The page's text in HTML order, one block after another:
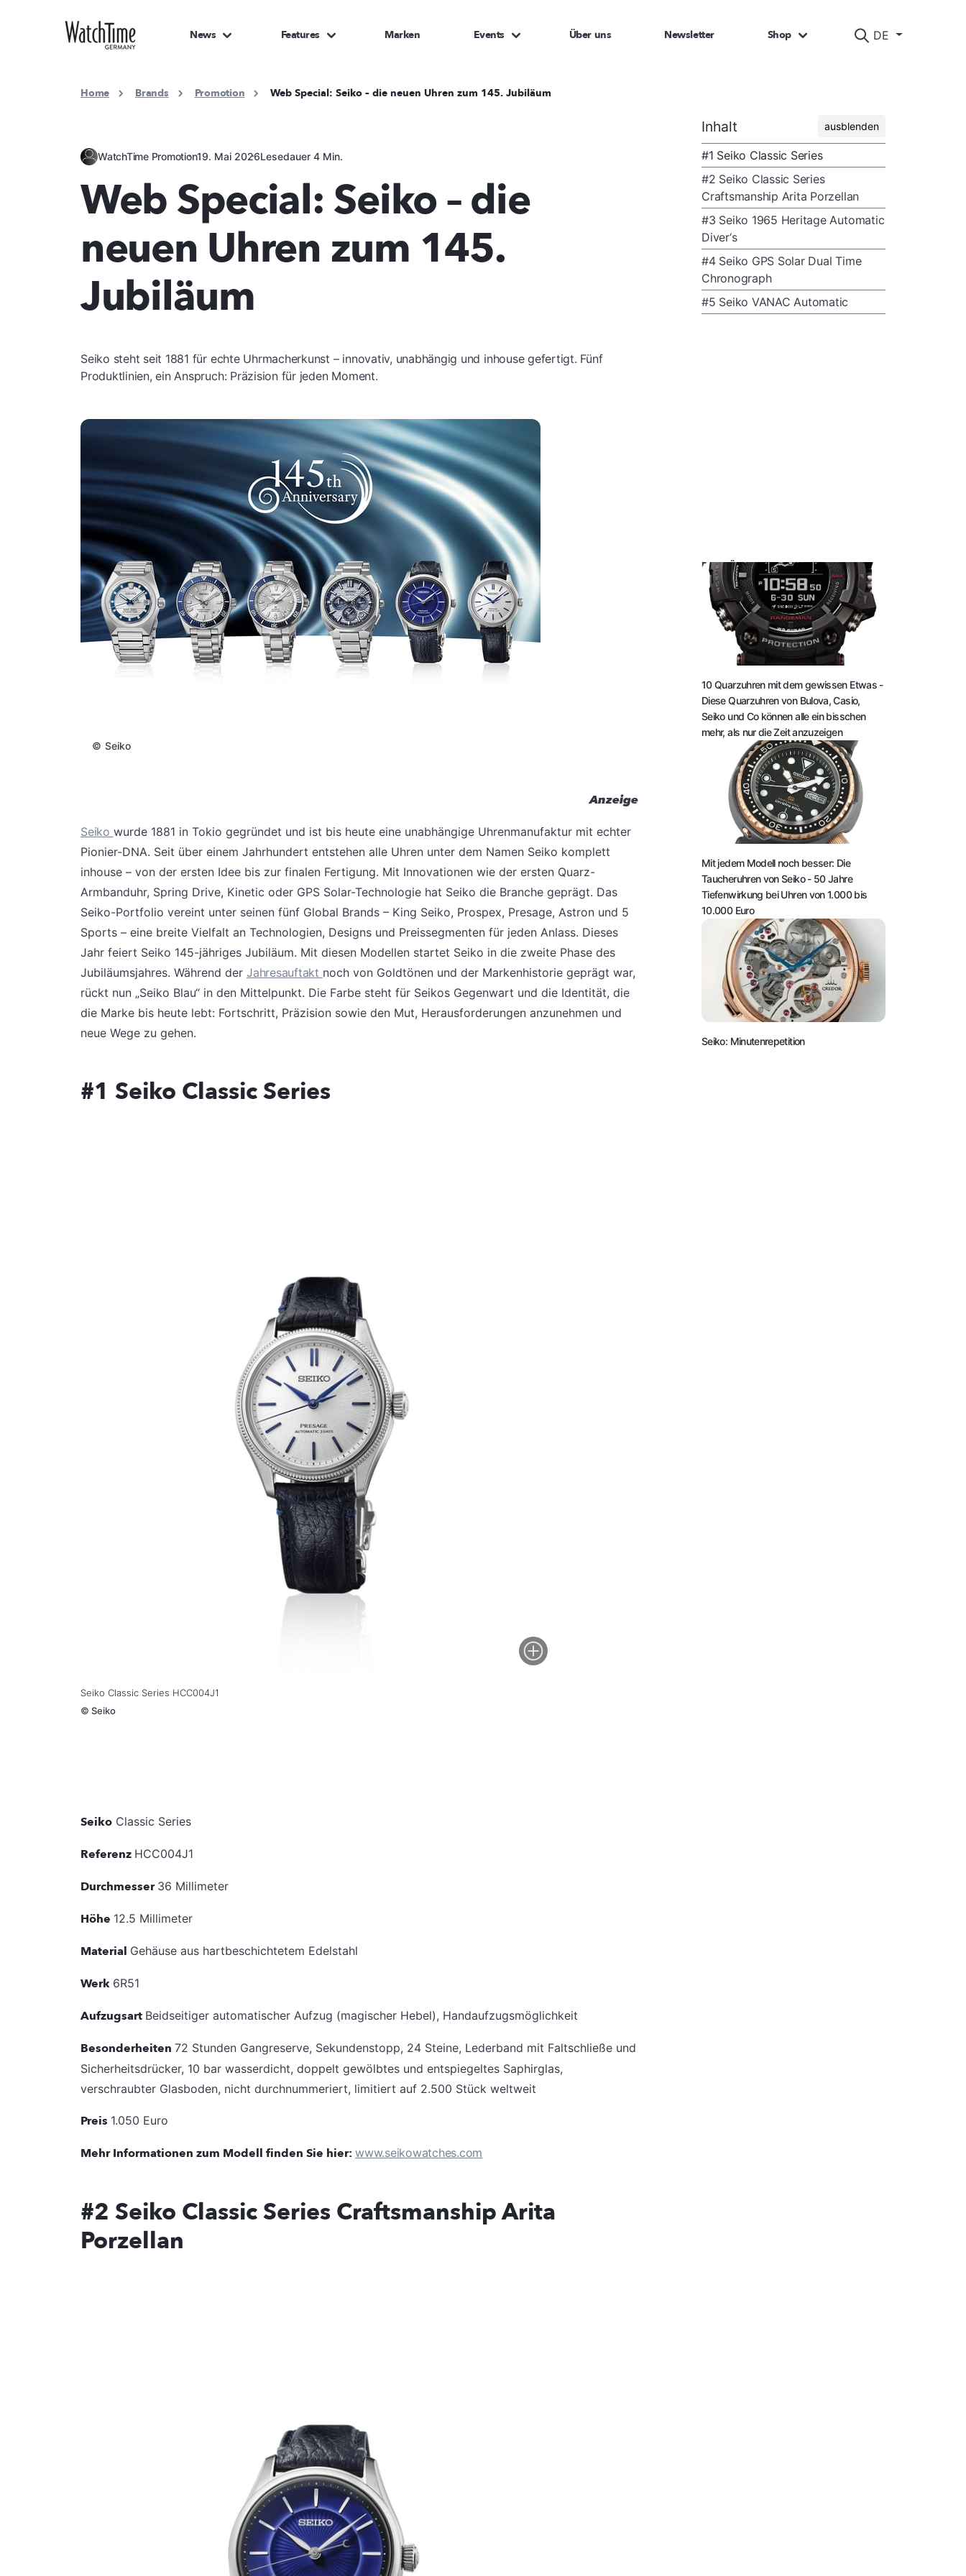
DE
News Features Marken Events Über uns Newsletter Shop
Home Brands Promotion Web Special: Seiko – die neuen Uhren zum 145. Jubiläum
WatchTime Promotion19. Mai 2026Lesedauer 4 Min.
Web Special: Seiko – die
neuen Uhren zum 145.
Jubiläum
Seiko steht seit 1881 für echte Uhrmacherkunst – innovativ, unabhängig und inhouse gefertigt. Fünf
Produktlinien, ein Anspruch: Präzision für jeden Moment.
© Seiko
Anzeige
Seiko wurde 1881 in Tokio gegründet und ist bis heute eine unabhängige Uhrenmanufaktur mit echter
Pionier-DNA. Seit über einem Jahrhundert entstehen alle Uhren unter dem Namen Seiko komplett
inhouse – von der ersten Idee bis zur finalen Fertigung. Mit Innovationen wie der ersten Quarz-
Armbanduhr, Spring Drive, Kinetic oder GPS Solar-Technologie hat Seiko die Branche geprägt. Das
Seiko-Portfolio vereint unter seinen fünf Global Brands – King Seiko, Prospex, Presage, Astron und 5
Sports – eine breite Vielfalt an Technologien, Designs und Preissegmenten für jeden Anlass. Dieses
Jahr feiert Seiko 145-jähriges Jubiläum. Mit diesen Modellen startet Seiko in die zweite Phase des
Jubiläumsjahres. Während der Jahresauftakt noch von Goldtönen und der Markenhistorie geprägt war,
rückt nun „Seiko Blau“ in den Mittelpunkt. Die Farbe steht für Seikos Gegenwart und die Identität, die
die Marke bis heute lebt: Fortschritt, Präzision sowie den Mut, Herausforderungen anzunehmen und
neue Wege zu gehen.
#1 Seiko Classic Series
Seiko Classic Series HCC004J1
© Seiko
Seiko Classic Series
Referenz HCC004J1
Durchmesser 36 Millimeter
Höhe 12.5 Millimeter
Material Gehäuse aus hartbeschichtetem Edelstahl
Werk 6R51
Aufzugsart Beidseitiger automatischer Aufzug (magischer Hebel), Handaufzugsmöglichkeit
Besonderheiten 72 Stunden Gangreserve, Sekundenstopp, 24 Steine, Lederband mit Faltschließe und
Sicherheitsdrücker, 10 bar wasserdicht, doppelt gewölbtes und entspiegeltes Saphirglas,
verschraubter Glasboden, nicht durchnummeriert, limitiert auf 2.500 Stück weltweit
Preis 1.050 Euro
Mehr Informationen zum Modell finden Sie hier: www.seikowatches.com
#2 Seiko Classic Series Craftsmanship Arita
Porzellan
Inhalt ausblenden
#1 Seiko Classic Series
#2 Seiko Classic Series
Craftsmanship Arita Porzellan
#3 Seiko 1965 Heritage Automatic
Diver‘s
#4 Seiko GPS Solar Dual Time
Chronograph
#5 Seiko VANAC Automatic
DAS KÖNNTE SIE AUCH INTERESSIEREN:
10 Quarzuhren mit dem gewissen Etwas -
Diese Quarzuhren von Bulova, Casio,
Seiko und Co können alle ein bisschen
mehr, als nur die Zeit anzuzeigen
Mit jedem Modell noch besser: Die
Taucheruhren von Seiko- 50 Jahre
Tiefenwirkung bei Uhren von 1.000 bis
10.000 Euro
Seiko: Minutenrepetition